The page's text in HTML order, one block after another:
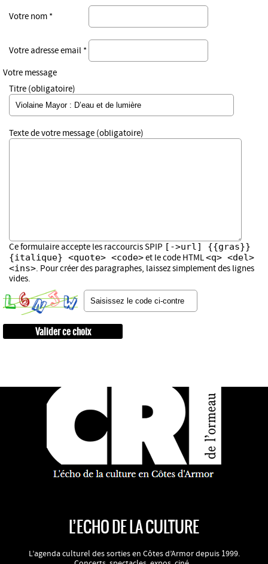
Votre nom *
Votre adresse email *
Votre message
Titre (obligatoire)
Texte de votre message (obligatoire)
Ce formulaire accepte les raccourcis SPIP [->url] {{gras}}
{italique} <quote> <code>et le code HTML<q> <del>
<ins>. Pour créer des paragraphes, laissez simplement des lignes
vides.
L’ECHO DE LA CULTURE
L’agenda culturel des sorties en Côtes d’Armor depuis 1999.